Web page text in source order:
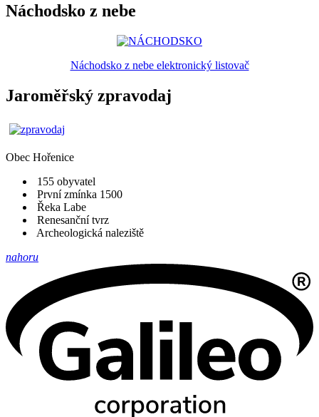
Náchodsko z nebe
Náchodsko z nebe elektronický listovač
Jaroměřský zpravodaj
Obec Hořenice
155 obyvatel
První zmínka 1500
Řeka Labe
Renesanční tvrz
Archeologická naleziště
nahoru